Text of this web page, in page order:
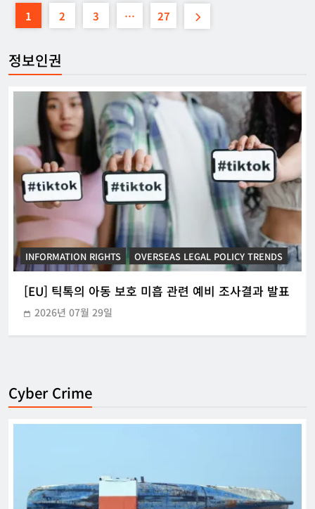
1 2 3 … 27
정보인권
INFORMATION RIGHTS KOREAN ICT POLICY TRENDS
[KOR] ‘본인전송요구권’ 사전협의 지원 시범운영
2026년 07월 21일
Cyber Crime